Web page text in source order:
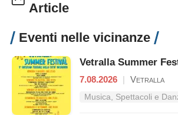
Article
Eventi nelle vicinanze
Vetralla Summer
7.08.2026 | Vetralla